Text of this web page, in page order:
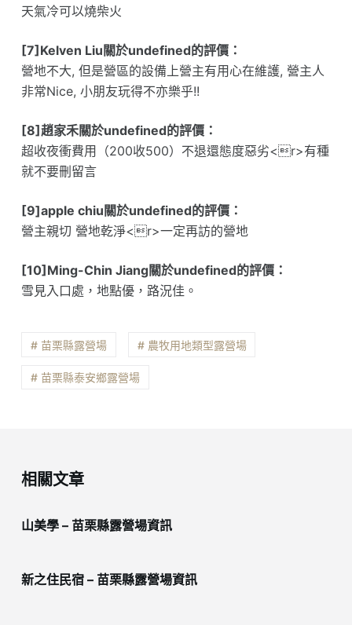
天氣冷可以燒柴火
[7]Kelven Liu關於undefined的評價：
營地不大, 但是營區的設備上營主有用心在維護, 營主人
非常Nice, 小朋友玩得不亦樂乎!!
[8]趙家禾關於undefined的評價：
超收夜衝費用（200收500）不退還態度惡劣<r>有種
就不要刪留言
[9]apple chiu關於undefined的評價：
營主親切 營地乾淨<r>一定再訪的營地
[10]Ming-Chin Jiang關於undefined的評價：
雪見入口處，地點優，路況佳。
# 苗栗縣露營場 # 農牧用地類型露營場
# 苗栗縣泰安鄉露營場
相關文章
山美學 – 苗栗縣露營場資訊
新之住民宿 – 苗栗縣露營場資訊